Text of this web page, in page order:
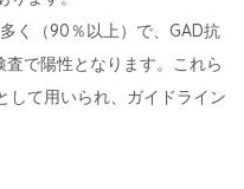
く（90％以上）で、GAD抗
で陽性となります。これら
して用いられ、ガイドライン